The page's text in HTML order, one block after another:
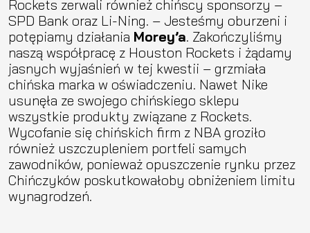
Rockets zerwali również chińscy sponsorzy –
SPD Bank oraz Li-Ning. – Jesteśmy oburzeni i
potępiamy działania Morey’a. Zakończyliśmy
naszą współpracę z Houston Rockets i żądamy
jasnych wyjaśnień w tej kwestii – grzmiała
chińska marka w oświadczeniu. Nawet Nike
usunęła ze swojego chińskiego sklepu
wszystkie produkty związane z Rockets.
Wycofanie się chińskich firm z NBA groziło
również uszczupleniem portfeli samych
zawodników, ponieważ opuszczenie rynku przez
Chińczyków poskutkowałoby obniżeniem limitu
wynagrodzeń.